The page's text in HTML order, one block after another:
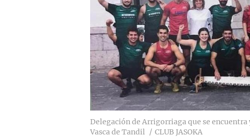
Delegación de Arrigorriaga que se
Vasca de Tandil
CLUB JASOKA